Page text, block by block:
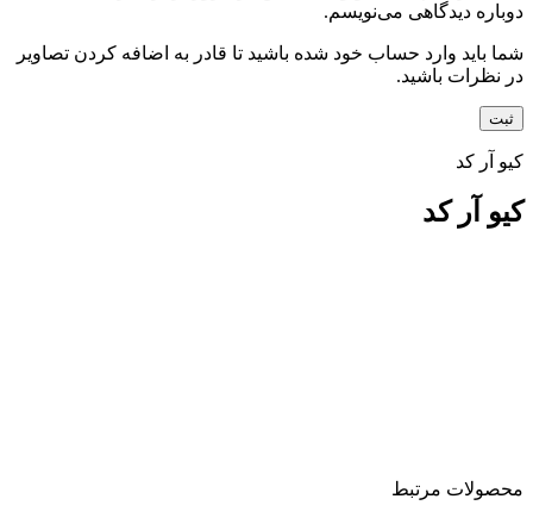
دوباره دیدگاهی می‌نویسم.
شما باید وارد حساب خود شده باشید تا قادر به اضافه کردن تصاویر
در نظرات باشید.
کیو آر کد
کیو آر کد
محصولات مرتبط